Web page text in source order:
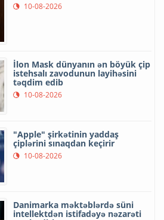
10-08-2026
İlon Mask dünyanın ən böyük çip
istehsalı zavodunun layihəsini
təqdim edib
10-08-2026
"Apple" şirkətinin yaddaş
çiplərini sınaqdan keçirir
10-08-2026
Danimarka məktəblərdə süni
intellektdən istifadəyə nəzarəti